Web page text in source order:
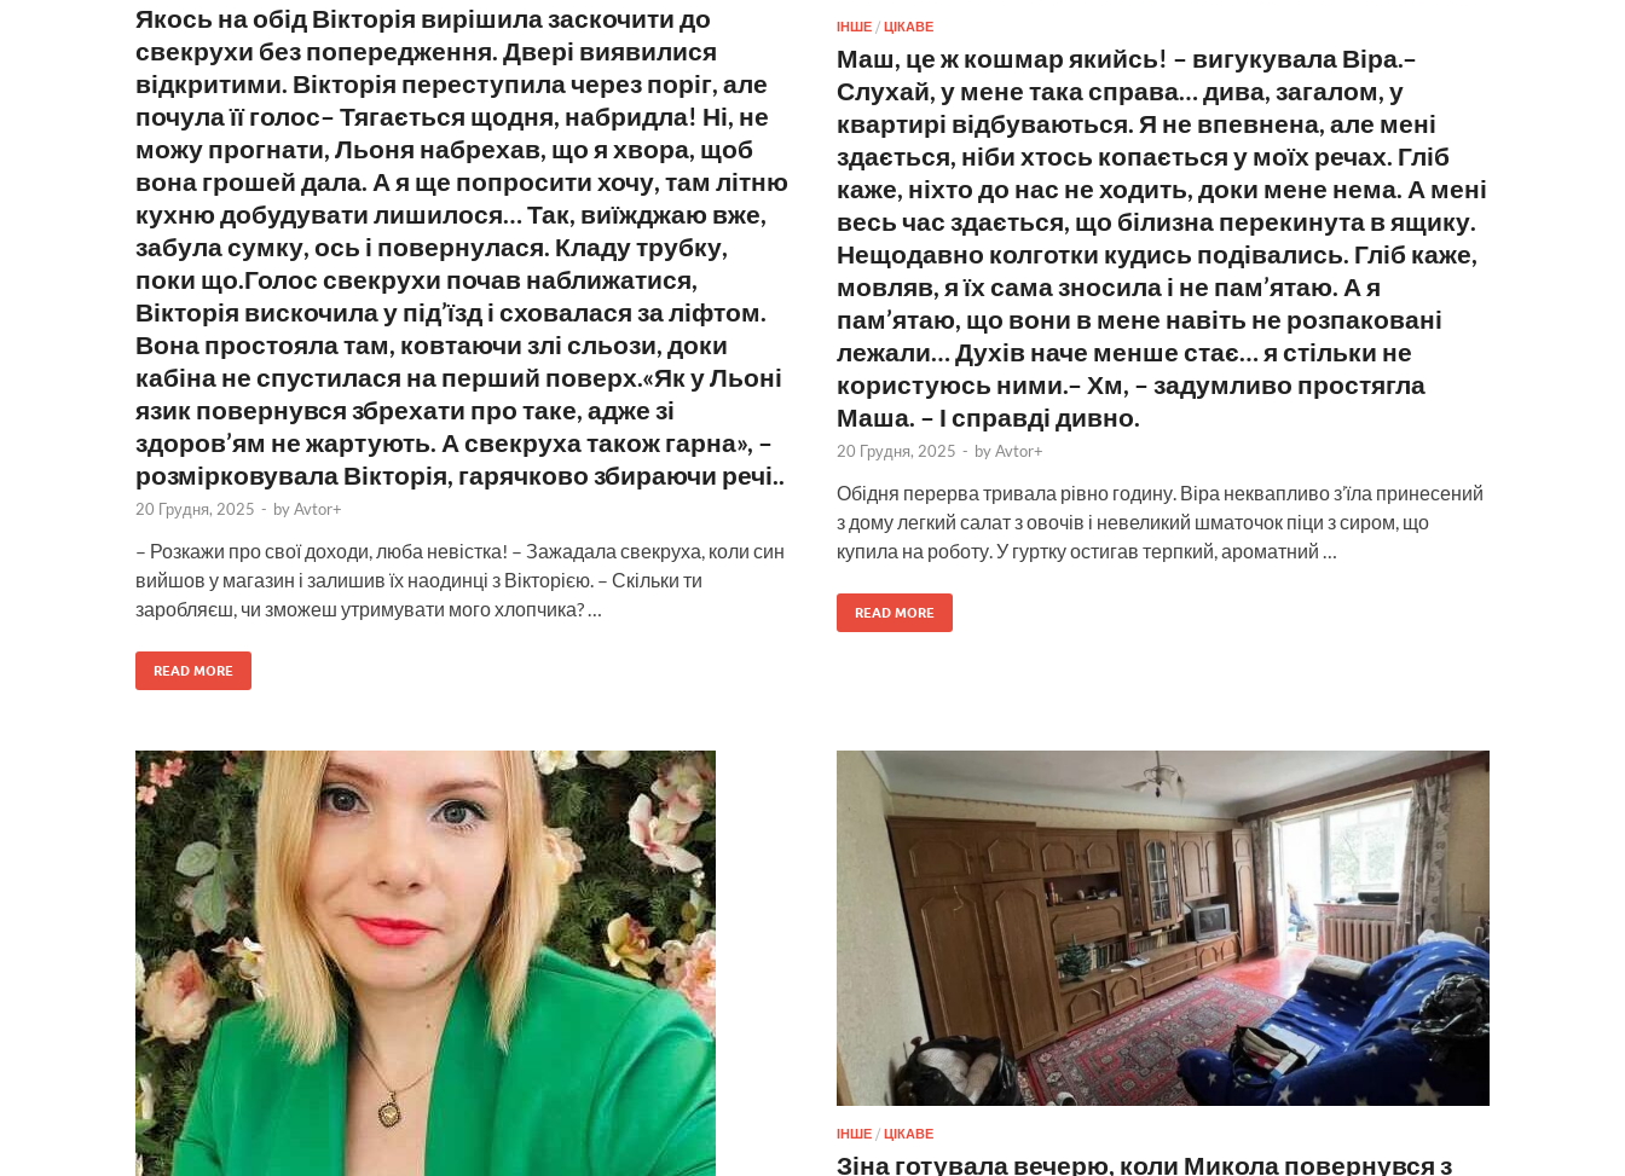
Якось на обід Вікторія вирішила заскочити до
свекрухи без попередження. Двері виявилися
відкритими. Вікторія переступила через поріг, але
почула її голос– Тягається щодня, набридла! Ні, не
можу прогнати, Льоня набрехав, що я хвора, щоб
вона грошей дала. А я ще попросити хочу, там літню
кухню добудувати лишилося… Так, виїжджаю вже,
забула сумку, ось і повернулася. Кладу трубку,
поки що.Голос свекрухи почав наближатися,
Вікторія вискочила у під’їзд і сховалася за ліфтом.
Вона простояла там, ковтаючи злі сльози, доки
кабіна не спустилася на перший поверх.«Як у Льоні
язик повернувся збрехати про таке, адже зі
здоров’ям не жартують. А свекруха також гарна», –
розмірковувала Вікторія, гарячково збираючи речі..
20 Грудня, 2025 - byAvtor+
– Розкажи про свої доходи, люба невістка! – Зажадала свекруха, коли син
вийшов у магазин і залишив їх наодинці з Вікторією. – Скільки ти
заробляєш, чи зможеш утримувати мого хлопчика? …
READ MORE
ІНШЕ/ ЦІКАВЕ
Маш, це ж кошмар якийсь! – вигукувала Віра.–
Слухай, у мене така справа… дива, загалом, у
квартирі відбуваються. Я не впевнена, але мені
здається, ніби хтось копається у моїх речах. Гліб
каже, ніхто до нас не ходить, доки мене нема. А мені
весь час здається, що білизна перекинута в ящику.
Нещодавно колготки кудись подівались. Гліб каже,
мовляв, я їх сама зносила і не пам’ятаю. А я
пам’ятаю, що вони в мене навіть не розпаковані
лежали… Духів наче менше стає… я стільки не
користуюсь ними.– Хм, – задумливо простягла
Маша. – І справді дивно.
20 Грудня, 2025 - byAvtor+
Обідня перерва тривала рівно годину. Віра неквапливо з’їла принесений
з дому легкий салат з овочів і невеликий шматочок піци з сиром, що
купила на роботу. У гуртку остигав терпкий, ароматний …
READ MORE
ІНШЕ/ ЦІКАВЕ
Зіна готувала вечерю, коли Микола повернувся з